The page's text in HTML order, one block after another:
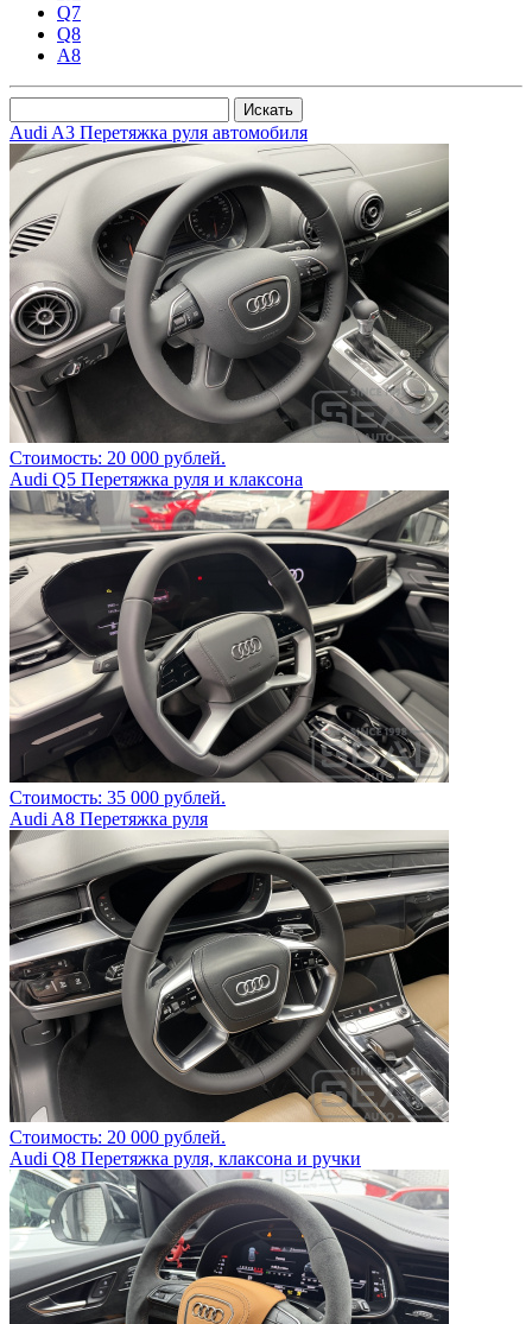
Q7
Q8
А8
Audi A3 Перетяжка руля автомобиля
Стоимость: 20 000 рублей.
Audi Q5 Перетяжка руля и клаксона
Стоимость: 35 000 рублей.
Audi A8 Перетяжка руля
Стоимость: 20 000 рублей.
Audi Q8 Перетяжка руля, клаксона и ручки